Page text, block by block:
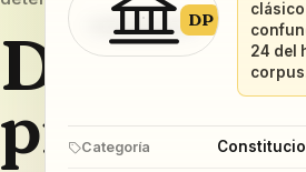
DP
24 del
Categoría